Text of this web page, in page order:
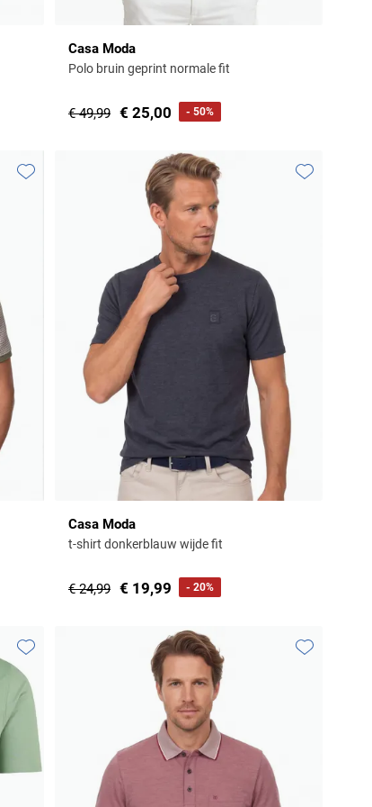
Casa Moda
Polo bruin geprint normale fit
€ 49,99 € 25,00 - 50%
Toevoegen aan favorieten
Casa Moda
t-shirt donkerblauw wijde fit
€ 24,99 € 19,99 - 20%
Toevoegen aan favorieten